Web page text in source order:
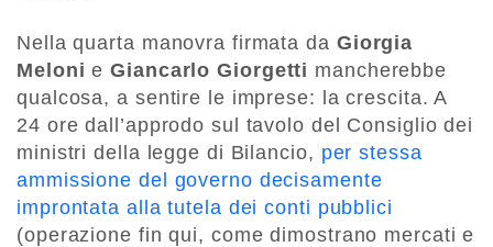
Nella quarta manovra firmata da Giorgia
Meloni eGiancarlo Giorgetti mancherebbe
qualcosa, a sentire le imprese: la crescita. A
24 ore dall’approdo sul tavolo del Consiglio dei
ministri della legge di Bilancio, per stessa
ammissione del governo decisamente
improntata alla tutela dei conti pubblici
(operazione fin qui, come dimostrano mercati e